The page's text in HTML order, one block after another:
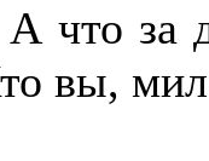
что за
вы,